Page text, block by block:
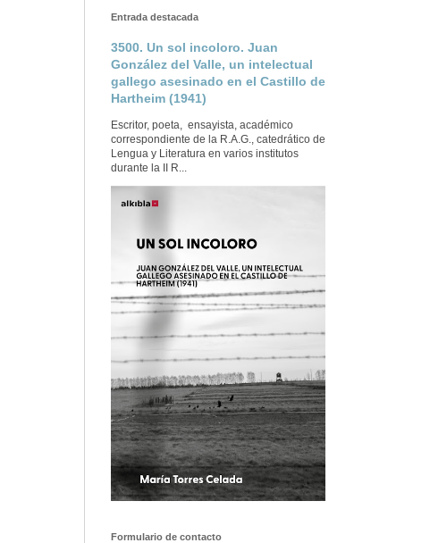
Entrada destacada
3500. Un sol incoloro. Juan
González del Valle, un intelectual
gallego asesinado en el Castillo de
Hartheim (1941)
Escritor, poeta, ensayista, académico
correspondiente de la R.A.G., catedrático de
Lengua y Literatura en varios institutos
durante la II R...
Formulario de contacto